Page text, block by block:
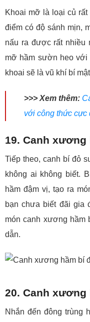
Khoai mỡ là loại củ
điểm có độ sánh mịn,
nấu ra được rất nhiều
mỡ hầm sườn heo với
khoai sẽ là vũ khí bí
>>> Xem thêm:
với công thức cực
19. Canh xương
Tiếp theo, canh bí đỏ
không ai không biết.
hầm đậm vị, tạo ra
bạn chưa biết đãi gia
món canh xương hầm
dẫn.
20. Canh xương
Nhắn đến đông trùng